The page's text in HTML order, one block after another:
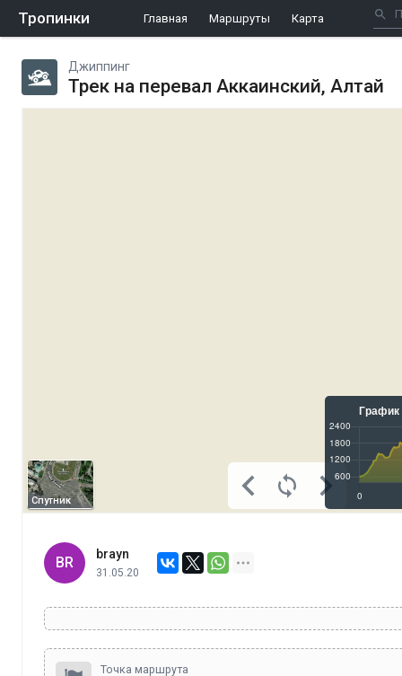
Тропинки Главная Маршруты Карта
Джиппинг
Трек на перевал Аккаинский, Алтай
Спутник
BR
brayn
31.05.20
Точка маршрута